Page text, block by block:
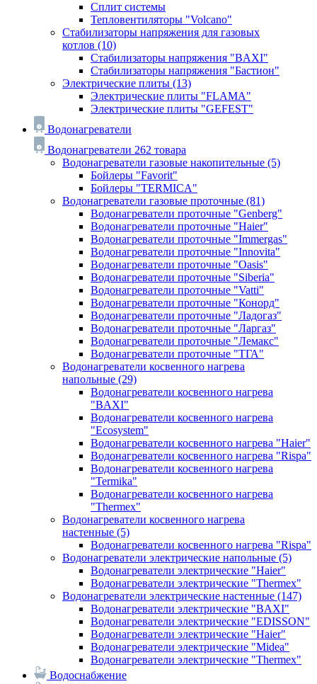
Сплит системы
Тепловентиляторы "Volcano"
Стабилизаторы напряжения для газовых
котлов (10)
Стабилизаторы напряжения "BAXI"
Стабилизаторы напряжения "Бастион"
Электрические плиты (13)
Электрические плиты "FLAMA"
Электрические плиты "GEFEST"
Водонагреватели
Водонагреватели 262 товара
Водонагреватели газовые накопительные (5)
Бойлеры "Favorit"
Бойлеры "TERMICA"
Водонагреватели газовые проточные (81)
Водонагреватели проточные "Genberg"
Водонагреватели проточные "Haier"
Водонагреватели проточные "Immergas"
Водонагреватели проточные "Innovita"
Водонагреватели проточные "Oasis"
Водонагреватели проточные "Siberia"
Водонагреватели проточные "Vatti"
Водонагреватели проточные "Конорд"
Водонагреватели проточные "Ладогаз"
Водонагреватели проточные "Ларгаз"
Водонагреватели проточные "Лемакс"
Водонагреватели проточные "ТГА"
Водонагреватели косвенного нагрева
напольные (29)
Водонагреватели косвенного нагрева
"BAXI"
Водонагреватели косвенного нагрева
"Ecosystem"
Водонагреватели косвенного нагрева "Haier"
Водонагреватели косвенного нагрева "Rispa"
Водонагреватели косвенного нагрева
"Termika"
Водонагреватели косвенного нагрева
"Thermex"
Водонагреватели косвенного нагрева
настенные (5)
Водонагреватели косвенного нагрева "Rispa"
Водонагреватели электрические напольные (5)
Водонагреватели электрические "Haier"
Водонагреватели электрические "Thermex"
Водонагреватели электрические настенные (147)
Водонагреватели электрические "BAXI"
Водонагреватели электрические "EDISSON"
Водонагреватели электрические "Haier"
Водонагреватели электрические "Midea"
Водонагреватели электрические "Thermex"
Водоснабжение